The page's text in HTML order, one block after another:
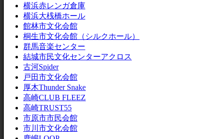
横浜赤レンガ倉庫
横浜大桟橋ホール
館林市文化会館
桐生市文化会館（シルクホール）
群馬音楽センター
結城市民文化センターアクロス
古河Spider
戸田市文化会館
厚木Thunder Snake
高崎CLUB FLEEZ
高崎TRUST55
市原市市民会館
市川市文化会館